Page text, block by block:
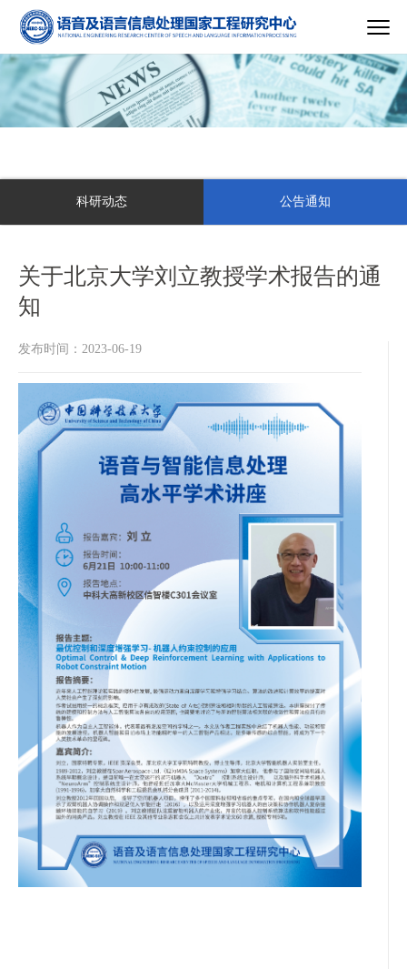
科研动态 公告通知
关于北京大学刘立教授学术报告的通
知
发布时间：2023-06-19